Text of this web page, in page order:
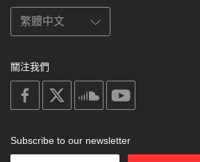
關注我們
on
facebook
soundcloud
Subscribe to our newsletter